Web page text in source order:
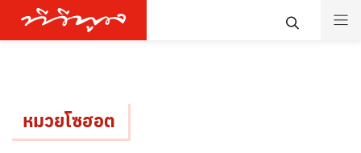
หมวยโซฮอต